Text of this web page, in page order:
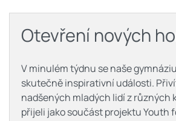
Otevření nových
V minulém týdnu se naše
skutečně inspirativní události.
nadšených mladých lidí z různých
přijeli jako součást projektu Youth